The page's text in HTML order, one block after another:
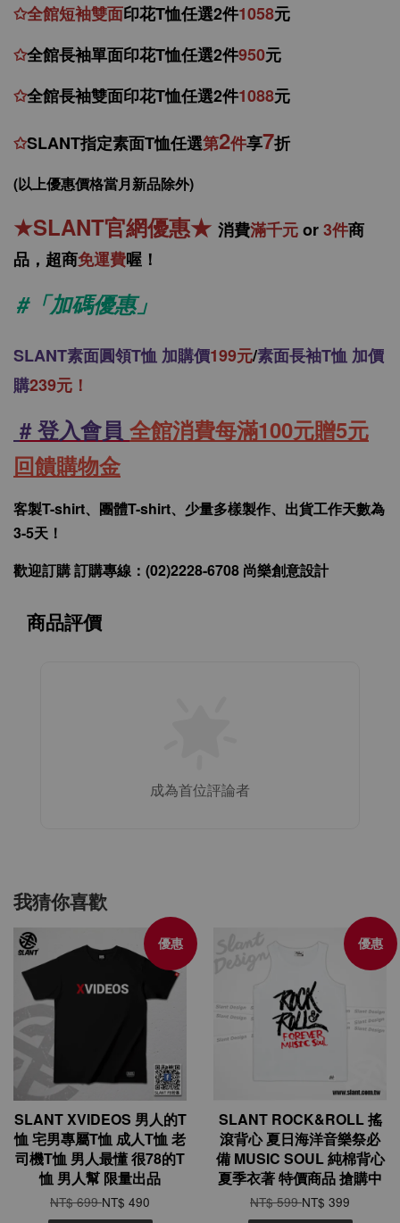
✩全館短袖雙面印花T恤任選2件1058元
✩全館長袖單面印花T恤任選2件950元
✩全館長袖雙面印花T恤任選2件1088元
✩SLANT指定素面T恤任選第2件享7折
(以上優惠價格當月新品除外)
★SLANT官網優惠★ 消費滿千元or3件商
品， 超商免運費喔！
#「加碼優惠」
SLANT素面圓領T恤 加購價199元/素面長袖T恤 加價
購239元！
# 登入會員 全館消費每滿100元贈5元
回饋購物金
客製T-shirt、團體T-shirt、少量多樣製作、出貨工作天數為
3-5天！
歡迎訂購 訂購專線：(02)2228-6708 尚樂創意設計
商品評價
成為首位評論者
我猜你喜歡
優惠
SLANT XVIDEOS 男人的T
恤 宅男專屬T恤 成人T恤 老
司機T恤 男人最懂 很78的T
恤 男人幫 限量出品
NT$ 699NT$ 490
優惠
SLANT ROCK&ROLL 搖
滾背心 夏日海洋音樂祭必
備 MUSIC SOUL 純棉背心
夏季衣著 特價商品 搶購中
NT$ 599NT$ 399